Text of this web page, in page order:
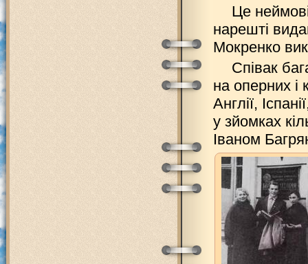
Це
нарешті
Мокренко
Співак
на оперних
Англії,
у зйомках
Іваном